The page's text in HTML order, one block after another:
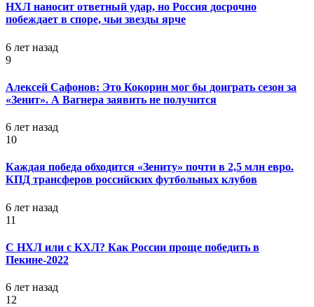
НХЛ наносит ответный удар, но Россия досрочно
побеждает в споре, чьи звезды ярче
6 лет назад
9
Алексей Сафонов: Это Кокорин мог бы доиграть сезон за
«Зенит». А Вагнера заявить не получится
6 лет назад
10
Каждая победа обходится «Зениту» почти в 2,5 млн евро.
КПД трансферов российских футбольных клубов
6 лет назад
11
С НХЛ или с КХЛ? Как России проще победить в
Пекине-2022
6 лет назад
12